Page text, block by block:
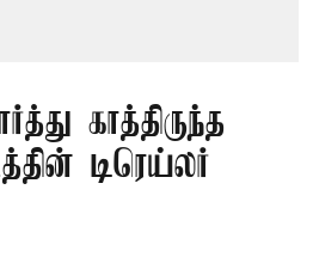
காத்திருந்த
டிரெய்லர்